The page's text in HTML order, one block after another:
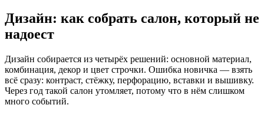
Дизайн: как собрать салон, который не
надоест
Дизайн собирается из четырёх решений: основной материал,
комбинация, декор и цвет строчки. Ошибка новичка — взять
всё сразу: контраст, стёжку, перфорацию, вставки и вышивку.
Через год такой салон утомляет, потому что в нём слишком
много событий.